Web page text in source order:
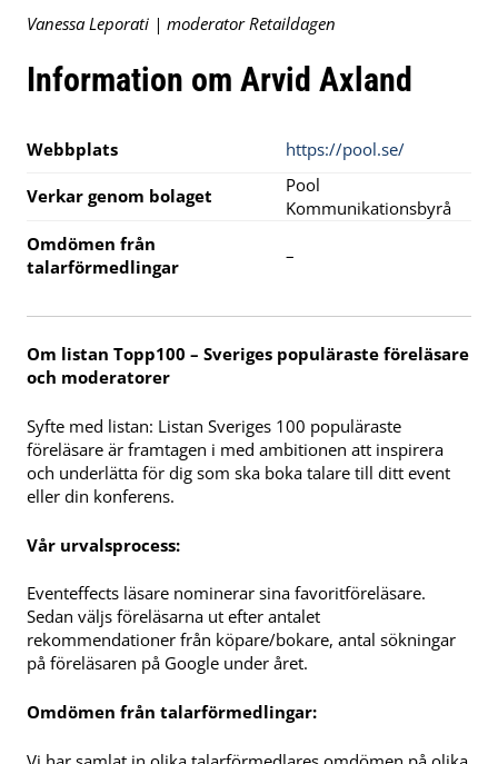
Vanessa Leporati | moderator Retaildagen
Information om Arvid Axland
Webbplats https://pool.se/
Verkar genom bolaget
Pool
Kommunikationsbyrå
Omdömen från
talarförmedlingar
–
Om listan Topp100 – Sveriges populäraste föreläsare
och moderatorer
Syfte med listan: Listan Sveriges 100 populäraste
föreläsare är framtagen i med ambitionen att inspirera
och underlätta för dig som ska boka talare till ditt event
eller din konferens.
Vår urvalsprocess:
Eventeffects läsare nominerar sina favoritföreläsare.
Sedan väljs föreläsarna ut efter antalet
rekommendationer från köpare/bokare, antal sökningar
på föreläsaren på Google under året.
Omdömen från talarförmedlingar: